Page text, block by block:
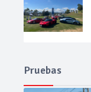
Pruebas